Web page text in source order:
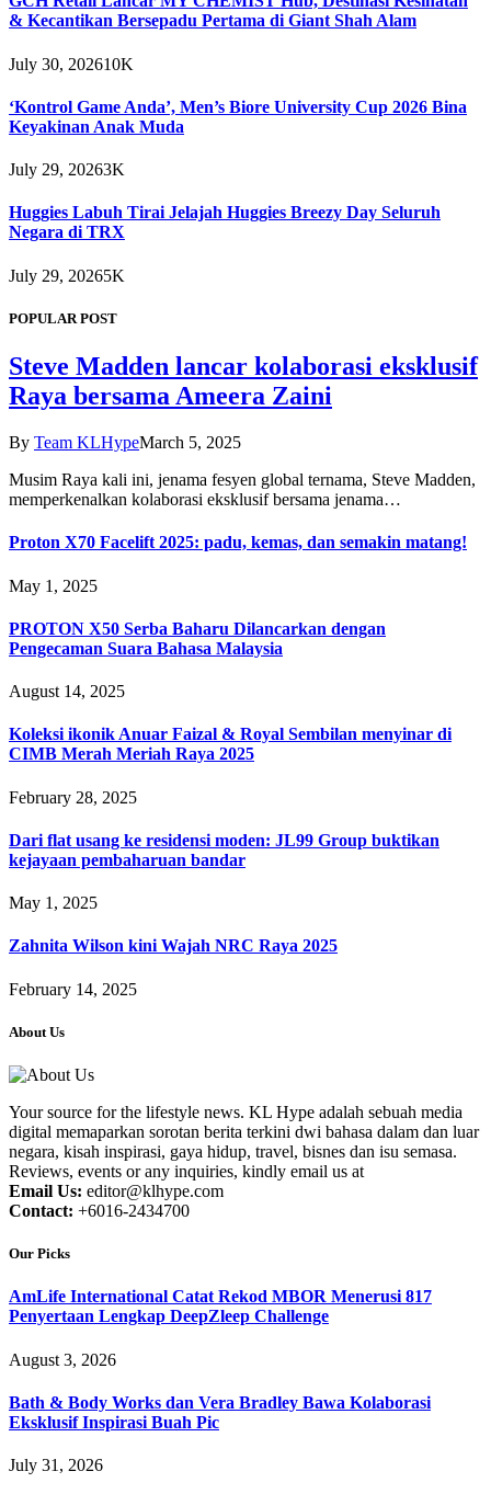
& Kecantikan Bersepadu Pertama di Giant Shah Alam
July 30, 202610K
‘Kontrol Game Anda’, Men’s Biore University Cup 2026 Bina
Keyakinan Anak Muda
July 29, 20263K
Huggies Labuh Tirai Jelajah Huggies Breezy Day Seluruh
Negara di TRX
July 29, 20265K
POPULAR POST
Steve Madden lancar kolaborasi eksklusif
Raya bersama Ameera Zaini
By Team KLHypeMarch 5, 2025
Musim Raya kali ini, jenama fesyen global ternama, Steve Madden,
memperkenalkan kolaborasi eksklusif bersama jenama…
Proton X70 Facelift 2025: padu, kemas, dan semakin matang!
May 1, 2025
PROTON X50 Serba Baharu Dilancarkan dengan
Pengecaman Suara Bahasa Malaysia
August 14, 2025
Koleksi ikonik Anuar Faizal & Royal Sembilan menyinar di
CIMB Merah Meriah Raya 2025
February 28, 2025
Dari flat usang ke residensi moden: JL99 Group buktikan
kejayaan pembaharuan bandar
May 1, 2025
Zahnita Wilson kini Wajah NRC Raya 2025
February 14, 2025
About Us
Your source for the lifestyle news. KL Hype adalah sebuah media
digital memaparkan sorotan berita terkini dwi bahasa dalam dan luar
negara, kisah inspirasi, gaya hidup, travel, bisnes dan isu semasa.
Reviews, events or any inquiries, kindly email us at
Email Us: editor@klhype.com
Contact: +6016-2434700
Our Picks
AmLife International Catat Rekod MBOR Menerusi 817
Penyertaan Lengkap DeepZleep Challenge
August 3, 2026
Bath & Body Works dan Vera Bradley Bawa Kolaborasi
Eksklusif Inspirasi Buah Pic
July 31, 2026